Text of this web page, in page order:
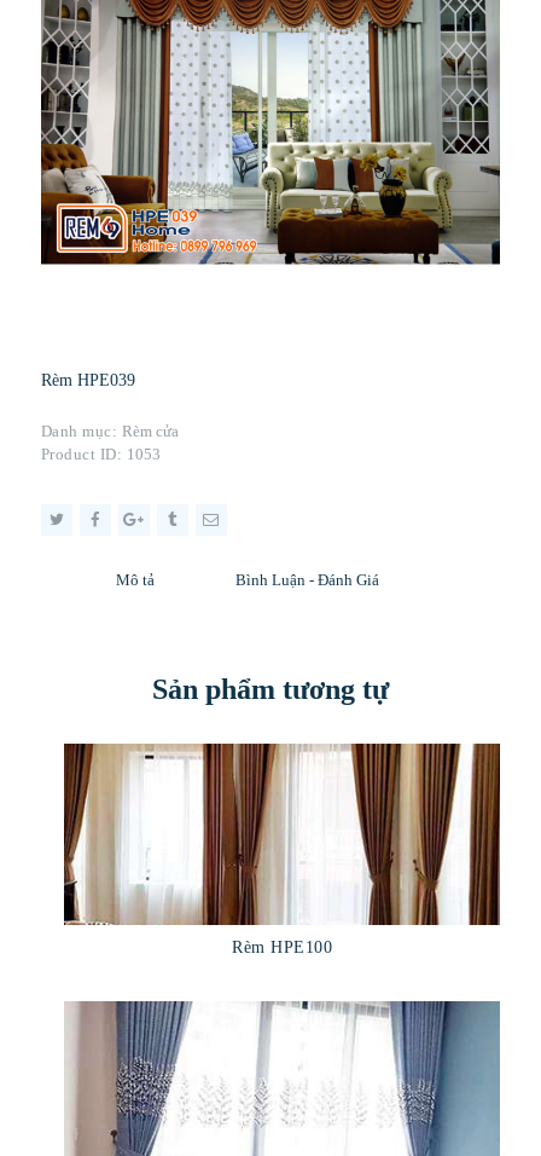
Rèm HPE039
Danh mục: Rèm cửa
Product ID: 1053
Mô tả Bình Luận - Đánh Giá
Sản phẩm tương tự
Rèm HPE100